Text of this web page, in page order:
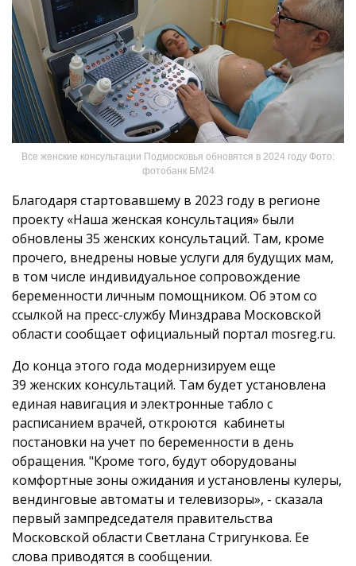
Все женские консультации Подмосковья обновятся в 2024 году Фото:
фотобанк БМ24
Благодаря стартовавшему в 2023 году в регионе
проекту «Наша женская консультация» были
обновлены 35 женских консультаций. Там, кроме
прочего, внедрены новые услуги для будущих мам,
в том числе индивидуальное сопровождение
беременности личным помощником. Об этом со
ссылкой на пресс-службу Минздрава Московской
области сообщает официальный портал mosreg.ru.
До конца этого года модернизируем еще
39 женских консультаций. Там будет установлена
единая навигация и электронные табло с
расписанием врачей, откроются кабинеты
постановки на учет по беременности в день
обращения. "Кроме того, будут оборудованы
комфортные зоны ожидания и установлены кулеры,
вендинговые автоматы и телевизоры», - сказала
первый зампредседателя правительства
Московской области Светлана Стригункова. Ее
слова приводятся в сообщении.